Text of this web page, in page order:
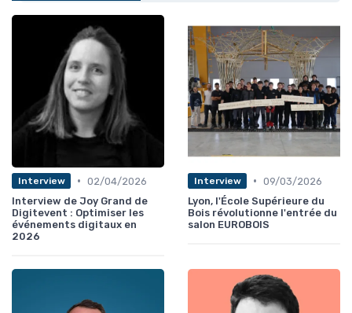
Interview • 02/04/2026
Interview de Joy Grand de
Digitevent : Optimiser les
événements digitaux en
2026
Interview • 09/03/2026
Lyon, l'École Supérieure du
Bois révolutionne l'entrée du
salon EUROBOIS